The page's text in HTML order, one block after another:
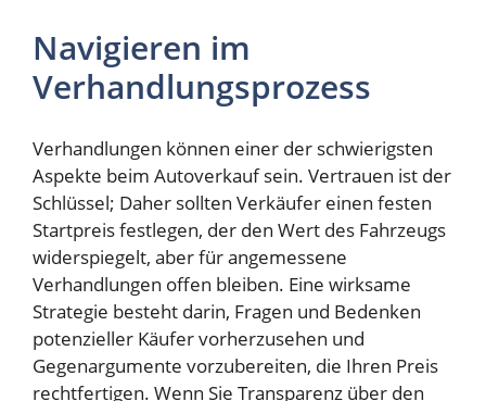
Navigieren im
Verhandlungsprozess
Verhandlungen können einer der schwierigsten
Aspekte beim Autoverkauf sein. Vertrauen ist der
Schlüssel; Daher sollten Verkäufer einen festen
Startpreis festlegen, der den Wert des Fahrzeugs
widerspiegelt, aber für angemessene
Verhandlungen offen bleiben. Eine wirksame
Strategie besteht darin, Fragen und Bedenken
potenzieller Käufer vorherzusehen und
Gegenargumente vorzubereiten, die Ihren Preis
rechtfertigen. Wenn Sie Transparenz über den